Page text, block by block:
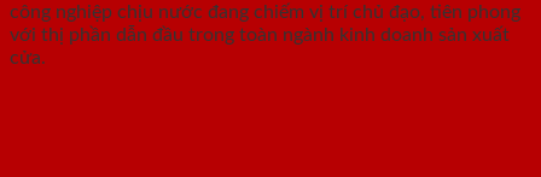
công nghiệp chịu nước đang chiếm vị trí chủ đạo, tiên phong
với thị phần dẫn đầu trong toàn ngành kinh doanh sản xuất
cửa.